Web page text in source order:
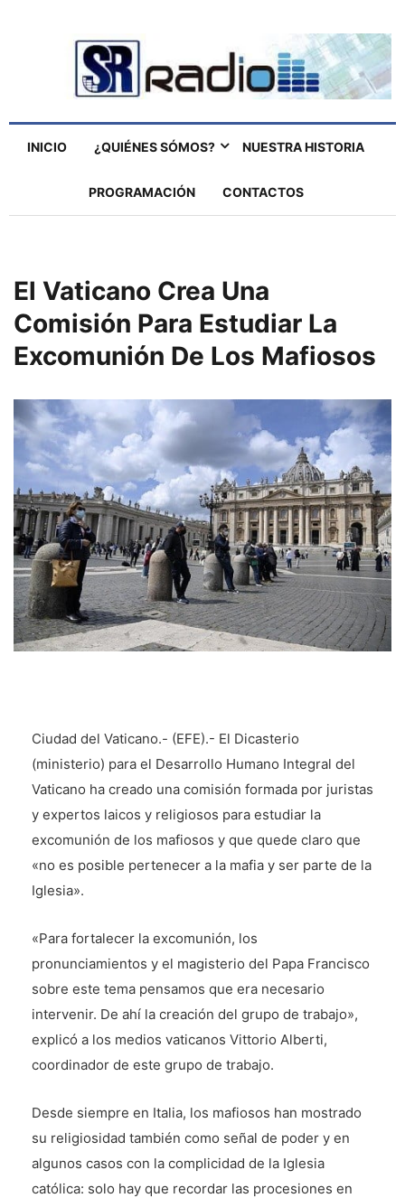
INICIO ¿QUIÉNES SÓMOS? NUESTRA HISTORIA
PROGRAMACIÓN CONTACTOS
El Vaticano Crea Una
Comisión Para Estudiar La
Excomunión De Los Mafiosos
Ciudad del Vaticano.- (EFE).- El Dicasterio
(ministerio) para el Desarrollo Humano Integral del
Vaticano ha creado una comisión formada por juristas
y expertos laicos y religiosos para estudiar la
excomunión de los mafiosos y que quede claro que
«no es posible pertenecer a la mafia y ser parte de la
Iglesia».
«Para fortalecer la excomunión, los
pronunciamientos y el magisterio del Papa Francisco
sobre este tema pensamos que era necesario
intervenir. De ahí la creación del grupo de trabajo»,
explicó a los medios vaticanos Vittorio Alberti,
coordinador de este grupo de trabajo.
Desde siempre en Italia, los mafiosos han mostrado
su religiosidad también como señal de poder y en
algunos casos con la complicidad de la Iglesia
católica: solo hay que recordar las procesiones en